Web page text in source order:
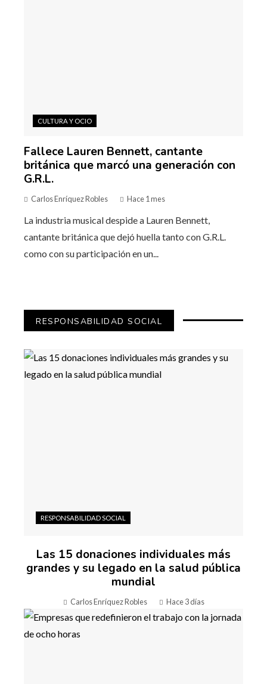
CULTURA Y OCIO
Fallece Lauren Bennett, cantante
británica que marcó una generación con
G.R.L.
Carlos Enríquez Robles Hace 1 mes
La industria musical despide a Lauren Bennett,
cantante británica que dejó huella tanto con G.R.L.
como con su participación en un...
RESPONSABILIDAD SOCIAL
RESPONSABILIDAD SOCIAL
Las 15 donaciones individuales más
grandes y su legado en la salud pública
mundial
Carlos Enríquez Robles Hace 3 días